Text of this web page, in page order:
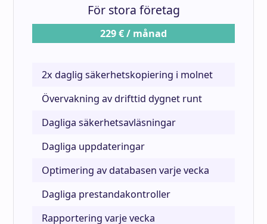
För stora företag
229 € / månad
2x daglig säkerhetskopiering i molnet
Övervakning av drifttid dygnet runt
Dagliga säkerhetsavläsningar
Dagliga uppdateringar
Optimering av databasen varje vecka
Dagliga prestandakontroller
Rapportering varje vecka